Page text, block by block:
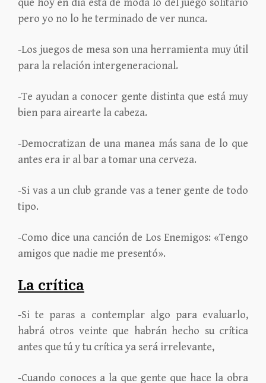
que hoy en día está de moda lo del juego solitario
pero yo no lo he terminado de ver nunca.
-Los juegos de mesa son una herramienta muy útil
para la relación intergeneracional.
-Te ayudan a conocer gente distinta que está muy
bien para airearte la cabeza.
-Democratizan de una manea más sana de lo que
antes era ir al bar a tomar una cerveza.
-Si vas a un club grande vas a tener gente de todo
tipo.
-Como dice una canción de Los Enemigos: «Tengo
amigos que nadie me presentó».
La crítica
-Si te paras a contemplar algo para evaluarlo,
habrá otros veinte que habrán hecho su crítica
antes que tú y tu crítica ya será irrelevante,
-Cuando conoces a la que gente que hace la obra